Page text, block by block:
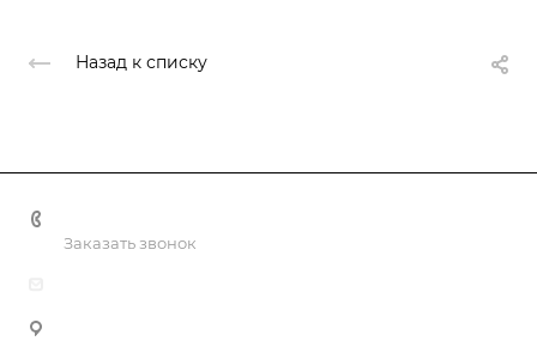
Назад к списку
Заказать звонок